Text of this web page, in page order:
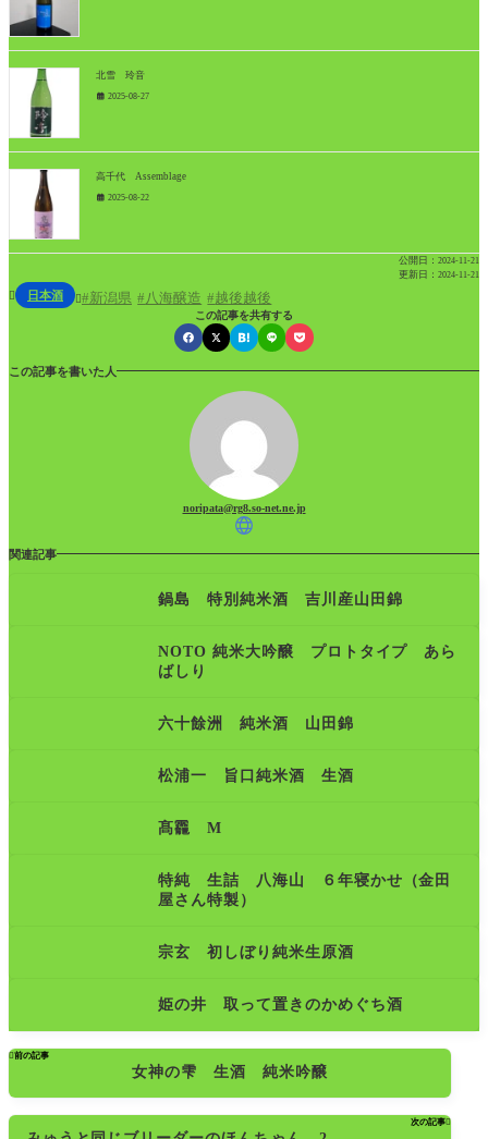
北雪 玲音
2025-08-27
高千代 Assemblage
2025-08-22
 日本酒  新潟県 八海醸造 越後越後
公開日： 2024-11-21
更新日： 2024-11-21
この記事を共有する
この記事を書いた人
noripata@rg8.so-net.ne.jp
関連記事
鍋島 特別純米酒 吉川産山田錦
NOTO 純米大吟醸 プロトタイプ あら
ばしり
六十餘洲 純米酒 山田錦
松浦一 旨口純米酒 生酒
髙龗 M
特純 生詰 八海山 ６年寝かせ（金田
屋さん特製）
宗玄 初しぼり純米生原酒
姫の井 取って置きのかめぐち酒
前の記事
女神の雫 生酒 純米吟醸
次の記事